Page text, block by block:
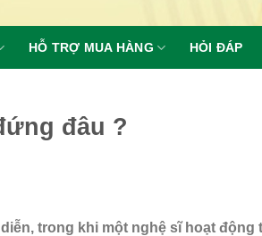
HỖ TRỢ MUA HÀNG HỎI ĐÁP
đâu ?
trong khi một nghệ sĩ hoạt động